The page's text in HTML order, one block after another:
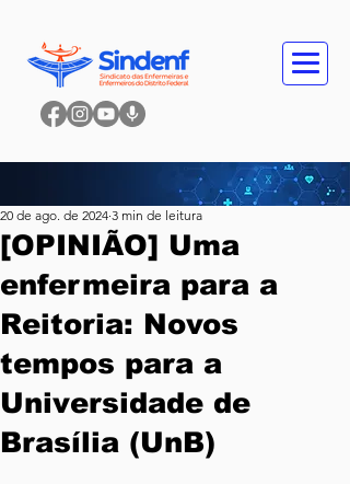
[OPINIÃO] Uma
enfermeira para a
Reitoria: Novos
tempos para a
Universidade de
Brasília (UnB)
20 de ago. de 2024 3 min de leitura